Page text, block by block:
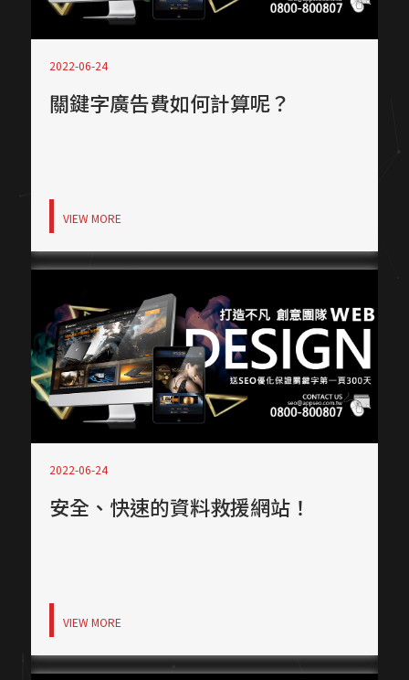
2022-06-24
關鍵字廣告費如何計算呢？
VIEW MORE
2022-06-24
安全、快速的資料救援網站！
VIEW MORE